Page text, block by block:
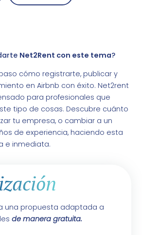
Net2Rent con este tema?
cómo registrarte, publicar y
en Airbnb con éxito. Net2rent
para profesionales que
tipo de cosas. Descubre cuánto
tu empresa, o cambiar a un
de experiencia, haciendo esta
e inmediata.
una propuesta adaptada a
de manera gratuita.